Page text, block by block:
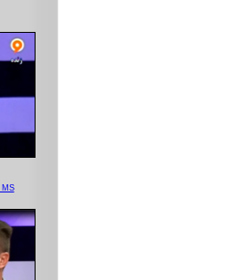
موضوع: امید به زندگی / کوه‌نوردی و MS